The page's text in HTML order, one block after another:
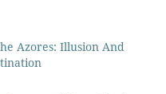
Azores: Illusion And